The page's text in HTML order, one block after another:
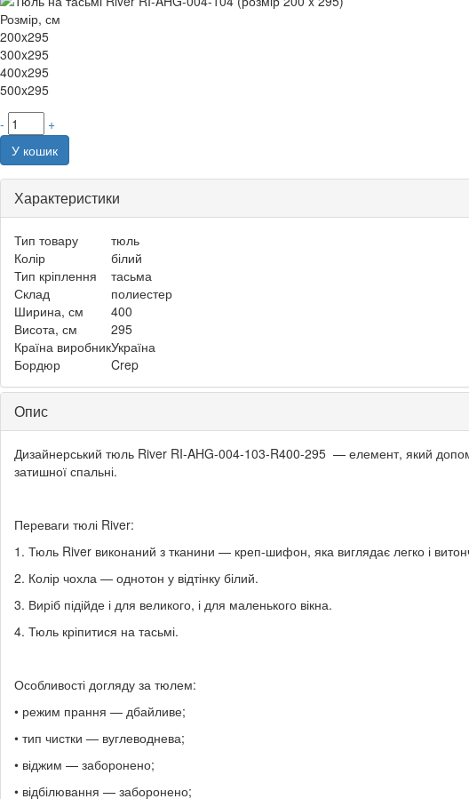
Розмір, см
200x295
300x295
400x295
500x295
-
+
У кошик
Характеристики
Тип товару
тюль
Колір
білий
Тип кріплення
тасьма
Склад
полиестер
Ширина, см
400
Висота, см
295
Країна виробникУкраїна
Бордюр
Crep
Опис
Дизайнерський тюль River RI-AHG-004-103-R400-295 — елемент, який
затишної спальні.
Переваги тюлі River:
1. Тюль River виконаний з тканини — креп-шифон, яка виглядає легко і
2. Колір чохла — однотон у відтінку білий.
3. Виріб підійде і для великого, і для маленького вікна.
4. Тюль кріпитися на тасьмі.
Особливості догляду за тюлем:
• режим прання — дбайливе;
• тип чистки — вуглеводнева;
• віджим — заборонено;
• відбілювання — заборонено;